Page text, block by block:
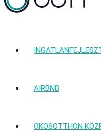
AIRBNB
OKOSOTTHON